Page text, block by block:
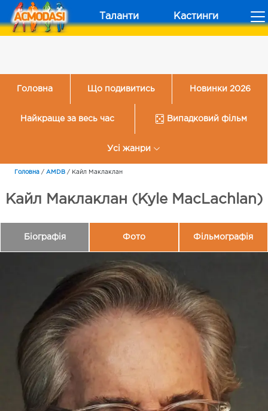
Таланти Кастинги
Головна Що подивитись Новинки 2026
Найкраще за весь час Випадковий фільм
Усі жанри
Головна / AMDB / Кайл Маклаклан
Кайл Маклаклан (Kyle MacLachlan)
Біографія Фото Фільмографія